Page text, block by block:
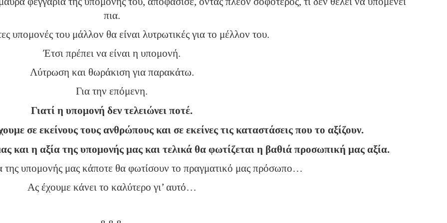
πια.
υπομονές του μάλλον θα είναι λυτρωτικές για το μέλλον του.
Έτσι πρέπει να είναι η υπομονή.
Λύτρωση και θωράκιση για παρακάτω.
Για την επόμενη.
Γιατί η υπομονή δεν τελειώνει ποτέ.
σε εκείνους τους ανθρώπους και σε εκείνες τις καταστάσεις που το αξίζουν.
και η αξία της υπομονής μας και τελικά θα φωτίζεται η βαθιά προσωπική μας αξία.
της υπομονής μας κάποτε θα φωτίσουν το πραγματικό μας πρόσωπο…
Ας έχουμε κάνει το καλύτερο γι’ αυτό…